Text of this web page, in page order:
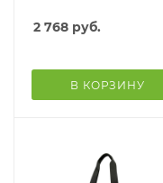
переработанного ПЭТ
2 768 руб.
В КОРЗИНУ